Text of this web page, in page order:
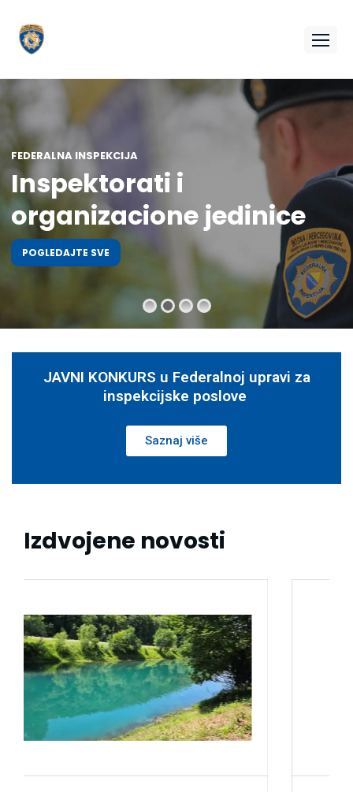
FEDERALNA INSPEKCIJA
Inspektorati i
organizacione jedinice
POGLEDAJTE SVE
JAVNI KONKURS u Federalnoj upravi za
inspekcijske poslove
Saznaj više
Izdvojene novosti